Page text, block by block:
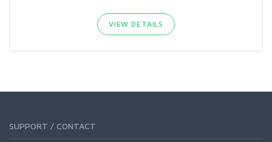
VIEW DETAILS
SUPPORT / CONTACT